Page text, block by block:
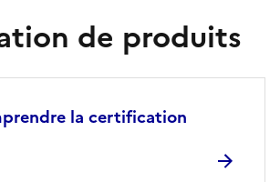
de produits
la certification